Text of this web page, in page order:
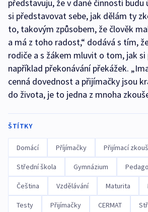
představuju, že v dané činnosti budu
si představovat sebe, jak dělám ty
to, takovým způsobem, že člověk
a má z toho radost,“ dodává s tím,
rodiče a s žákem mluvit o tom, jak
například překonávání překážek.
cenná dovednost a přijímačky jsou
do života, je to jedna z mnoha
ŠTÍTKY
Domácí Příjímačky Přijímací
Střední škola Gymnázium
Čeština Vzdělávání Maturita
Testy Přijímačky CERMAT